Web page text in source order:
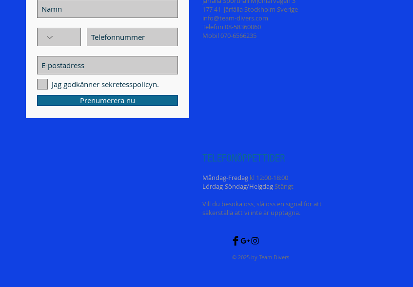
Jag godkänner sekretesspolicyn.
Prenumerera nu
177 41 Järfälla Stockholm Sverige
info@team-divers.com
Telefon 08-58360060
Mobil 070-6566235
TELEFONÖPPETTIDER
Måndag-Fredag kl 12:00-18:00
Lördag-Söndag/HelgdagStängt
Vill du besöka oss, slå oss en signal för att
säkerställa att vi inte är upptagna.
© 2025 by Team Divers.